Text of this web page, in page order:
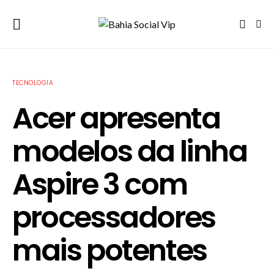
TECNOLOGIA
Acer apresenta
modelos da linha
Aspire 3 com
processadores
mais potentes